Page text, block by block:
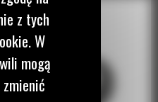
S HCS65: 590-
S HCS65: 583-0661
z tych
W
mogą